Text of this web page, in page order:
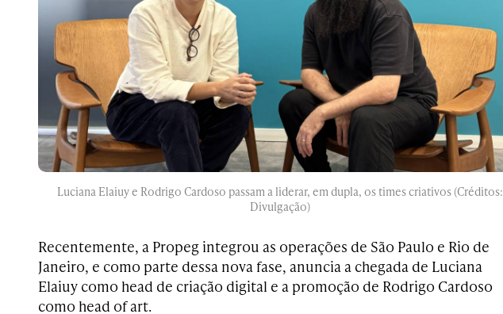
Luciana Elaiuy e Rodrigo Cardoso passam a liderar, em dupla, os times criativos (Créditos:
Divulgação)
Recentemente, a Propeg integrou as operações de São Paulo e Rio de
Janeiro, e como parte dessa nova fase, anuncia a chegada de Luciana
Elaiuy como head de criação digital e a promoção de Rodrigo Cardoso
como head of art.